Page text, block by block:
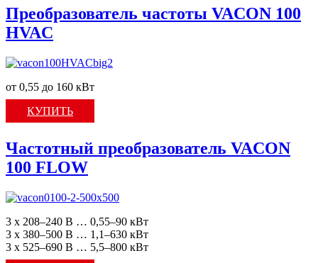
Преобразователь частоты VACON 100
HVAC
от 0,55 до 160 кВт
КУПИТЬ
Частотный преобразователь VACON
100 FLOW
3 x 208–240 В … 0,55–90 кВт
3 x 380–500 В … 1,1–630 кВт
3 x 525–690 В … 5,5–800 кВт